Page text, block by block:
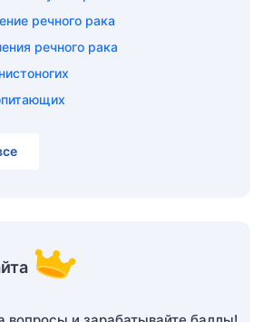
речного рака
речного рака